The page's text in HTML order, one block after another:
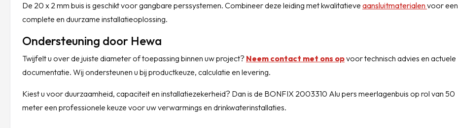
De 20 x 2 mm buis is geschikt voor gangbare perssystemen. Combineer deze leiding met kwalitatieve aansluitmaterialenvoor een
complete en duurzame installatieoplossing.
Ondersteuning door Hewa
Twijfelt u over de juiste diameter of toepassing binnen uw project? Neem contact met ons opvoor technisch advies en actuele
documentatie. Wij ondersteunen u bij productkeuze, calculatie en levering.
Kiest u voor duurzaamheid, capaciteit en installatiezekerheid? Dan is de BONFIX 2003310 Alu pers meerlagenbuis op rol van 50
meter een professionele keuze voor uw verwarmings en drinkwaterinstallaties.